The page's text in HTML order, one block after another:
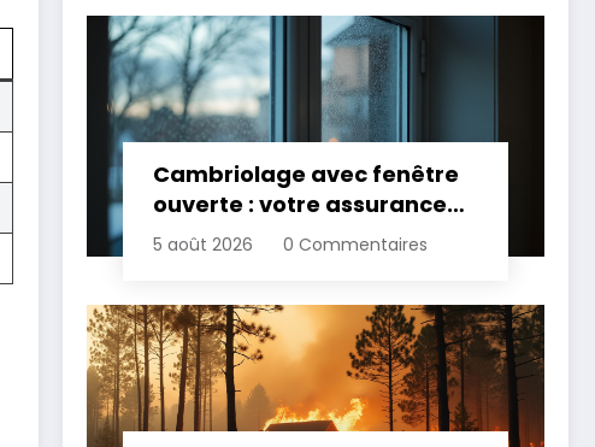
Cambriolage avec fenêtre
ouverte : votre assurance
paie-t-elle ?
5 août 2026 0 Commentaires